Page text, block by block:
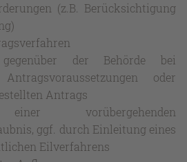
(z.B. Berücksichtigung
der Behörde bei
oder
Antrags
vorübergehenden
ggf. durch Einleitung eines
Eilverfahrens